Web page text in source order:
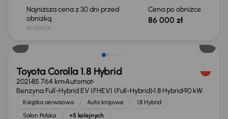
Najniższa cena z 30 dni przed
obniżką
87 000 zł
Cena po obniżce
86 000 zł
Toyota Corolla 1.8 Hybrid
202185 764 kmAutomat
Benzyna Full-Hybrid EV (FHEV) (Full-Hybrid)1.8 Hybrid90 kW
Książka serwisowa Auta krajowe
1.8 Hybrid
Salon Polska
+5 kolejnych